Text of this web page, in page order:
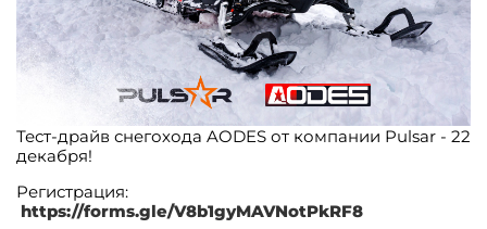
Тест-драйв снегохода AODES от компании Pulsar - 22
декабря!
Регистрация:
https://forms.gle/V8b1gyMAVNotPkRF8